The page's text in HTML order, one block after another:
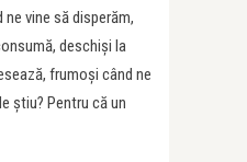
vine să disperăm,
deschiși la
frumoși când ne
știu? Pentru că un